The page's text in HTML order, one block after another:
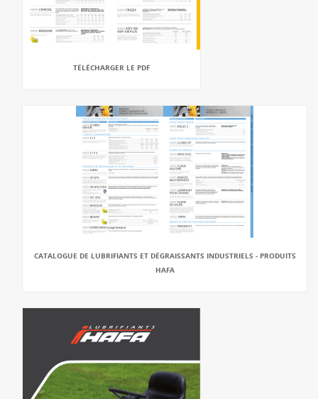
TÉLÉCHARGER LE PDF
CATALOGUE DE LUBRIFIANTS ET DÉGRAISSANTS INDUSTRIELS - PRODUITS
HAFA